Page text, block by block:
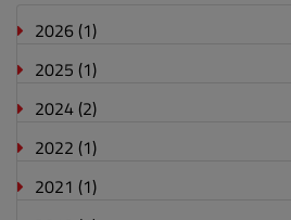
2026 (1)
2025 (1)
2024 (2)
2022 (1)
2021 (1)